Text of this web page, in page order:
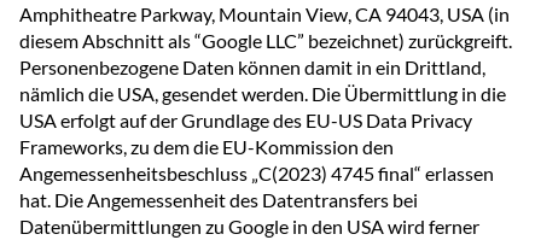
Amphitheatre Parkway, Mountain View, CA 94043, USA (in
diesem Abschnitt als “Google LLC” bezeichnet) zurückgreift.
Personenbezogene Daten können damit in ein Drittland,
nämlich die USA, gesendet werden. Die Übermittlung in die
USA erfolgt auf der Grundlage des EU-US Data Privacy
Frameworks, zu dem die EU-Kommission den
Angemessenheitsbeschluss „C(2023) 4745 final“ erlassen
hat. Die Angemessenheit des Datentransfers bei
Datenübermittlungen zu Google in den USA wird ferner